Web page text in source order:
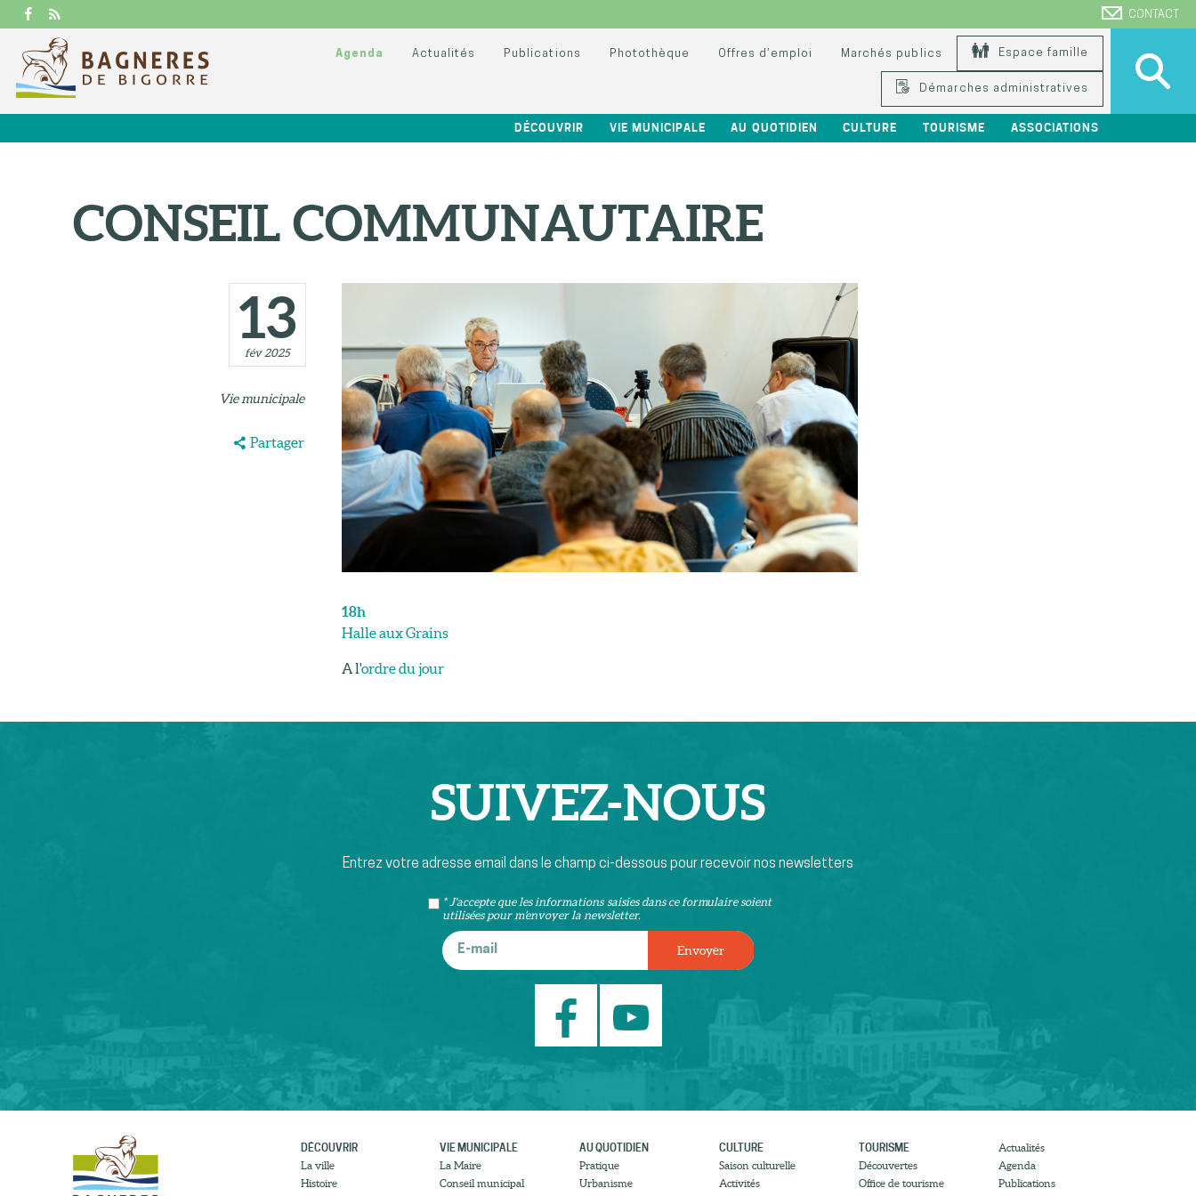
CONTACT
Agenda Actualités Publications Photothèque Offres d’emploi Marchés publics Espace famille
Démarches administratives
DÉCOUVRIR VIE MUNICIPALE AU QUOTIDIEN CULTURE TOURISME ASSOCIATIONS
CONSEIL COMMUNAUTAIRE
13
fév 2025
Vie municipale
Partager
18h
Halle aux Grains
A l'ordre du jour
SUIVEZ-NOUS
Entrez votre adresse email dans le champ ci-dessous pour recevoir nos newsletters
* J'accepte que les informations saisies dans ce formulaire soient
utilisées pour m’envoyer la newsletter.
DÉCOUVRIR
La ville
Histoire
VIE MUNICIPALE
La Maire
Conseil municipal
AU QUOTIDIEN
Pratique
Urbanisme
CULTURE
Saison culturelle
Activités
TOURISME
Découvertes
Office de tourisme
Actualités
Agenda
Publications